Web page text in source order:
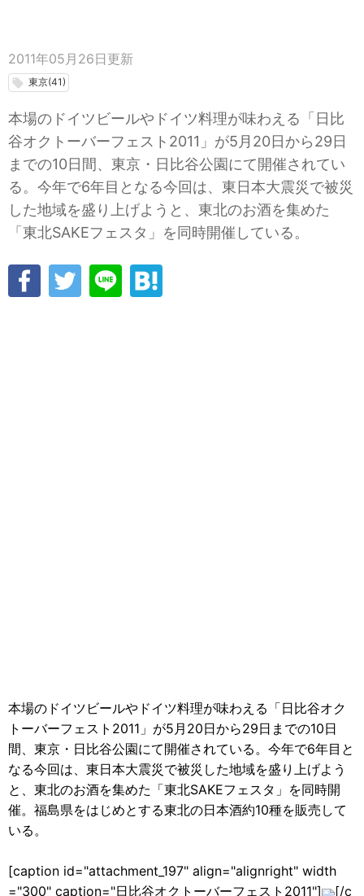
2011年05月26日 更新
local_offer 東京(41)
本場のドイツビールやドイツ料理が味わえる「日比
谷オクトーバーフェスト2011」が5月20日から29日
までの10日間、東京・日比谷公園にて開催されてい
る。今年で6年目となる今回は、東日本大震災で被災
した地域を盛り上げようと、東北のお酒を集めた
「東北SAKEフェスタ」を同時開催している。
本場のドイツビールやドイツ料理が味わえる「日比谷オク
トーバーフェスト2011」が5月20日から29日までの10日
間、東京・日比谷公園にて開催されている。今年で6年目と
なる今回は、東日本大震災で被災した地域を盛り上げよう
と、東北のお酒を集めた「東北SAKEフェスタ」を同時開
催。福島県をはじめとする東北の日本酒約10種を販売して
いる。
[caption id="attachment_197" align="alignright" width
="300" caption="日比谷オクトーバーフェスト2011"]
[/c